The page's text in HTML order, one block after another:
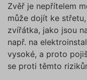
Zvěř je nepřítelem
může dojít ke
zvířátka, jako jsou
např. na
vysoké, a proto
se proti těmto